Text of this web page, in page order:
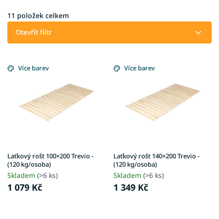
í
p
u
11 položek celkem
Otevřít filtr
ý
u
k
t
ů
Více barev
Laťkový rošt 100×200 Trevio -
(120 kg/osoba)
Skladem (>6 ks)
1 079 Kč
Více barev
Laťkový rošt 140×200 Trevio -
(120 kg/osoba)
Skladem (>6 ks)
1 349 Kč